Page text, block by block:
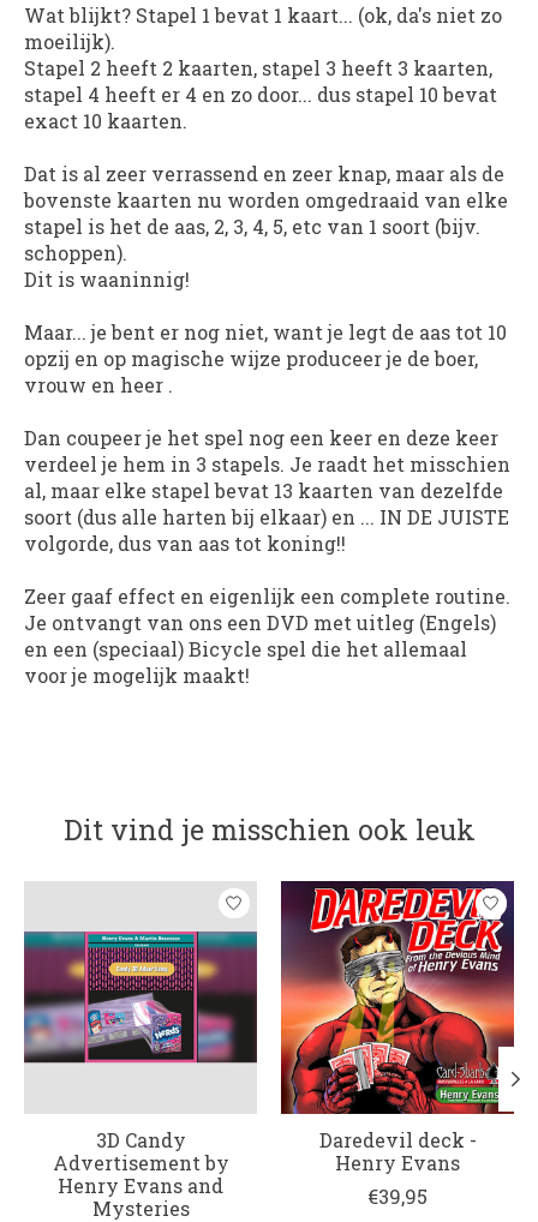
Wat blijkt? Stapel 1 bevat 1 kaart... (ok, da's niet zo
moeilijk).
Stapel 2 heeft 2 kaarten, stapel 3 heeft 3 kaarten,
stapel 4 heeft er 4 en zo door... dus stapel 10 bevat
exact 10 kaarten.
Dat is al zeer verrassend en zeer knap, maar als de
bovenste kaarten nu worden omgedraaid van elke
stapel is het de aas, 2, 3, 4, 5, etc van 1 soort (bijv.
schoppen).
Dit is waaninnig!
Maar... je bent er nog niet, want je legt de aas tot 10
opzij en op magische wijze produceer je de boer,
vrouw en heer .
Dan coupeer je het spel nog een keer en deze keer
verdeel je hem in 3 stapels. Je raadt het misschien
al, maar elke stapel bevat 13 kaarten van dezelfde
soort (dus alle harten bij elkaar) en ... IN DE JUISTE
volgorde, dus van aas tot koning!!
Zeer gaaf effect en eigenlijk een complete routine.
Je ontvangt van ons een DVD met uitleg (Engels)
en een (speciaal) Bicycle spel die het allemaal
voor je mogelijk maakt!
Dit vind je misschien ook leuk
Items van productcarrousel
3D Candy
Advertisement by
Henry Evans and
Mysteries
Daredevil deck -
Henry Evans
€39,95